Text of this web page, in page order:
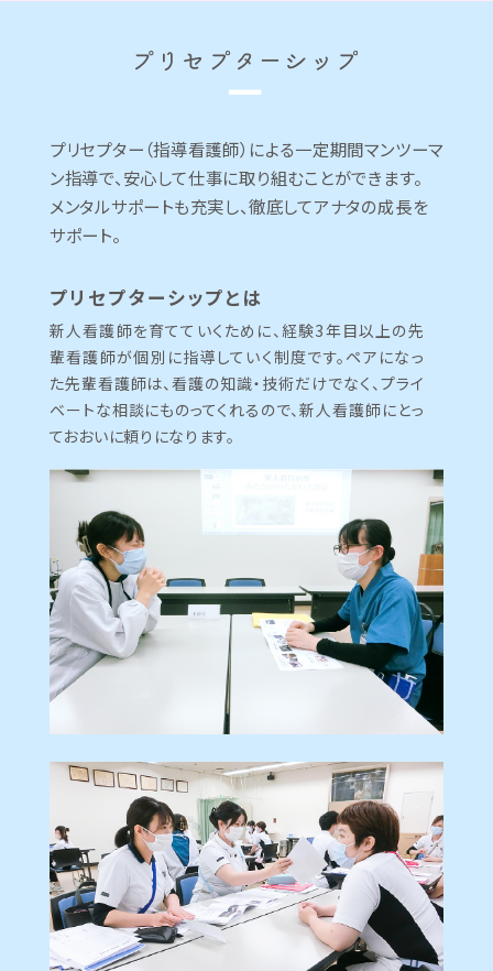
プリセプター（指導看護師）による一定期間マンツーマ
ン指導で、 安心して仕事に取り組むことができます。
メンタルサポートも充実し、徹底してアナタの成長を
サポート。
プリセプターシップとは
新人看護師を育てていくために、経験3年目以上の先
輩看護師が個別に指導していく制度です。ペアになっ
た先輩看護師は、看護の知識・技術だけでなく、プライ
ベートな相談にものってくれるので、新人看護師にとっ
ておおいに頼りになります。